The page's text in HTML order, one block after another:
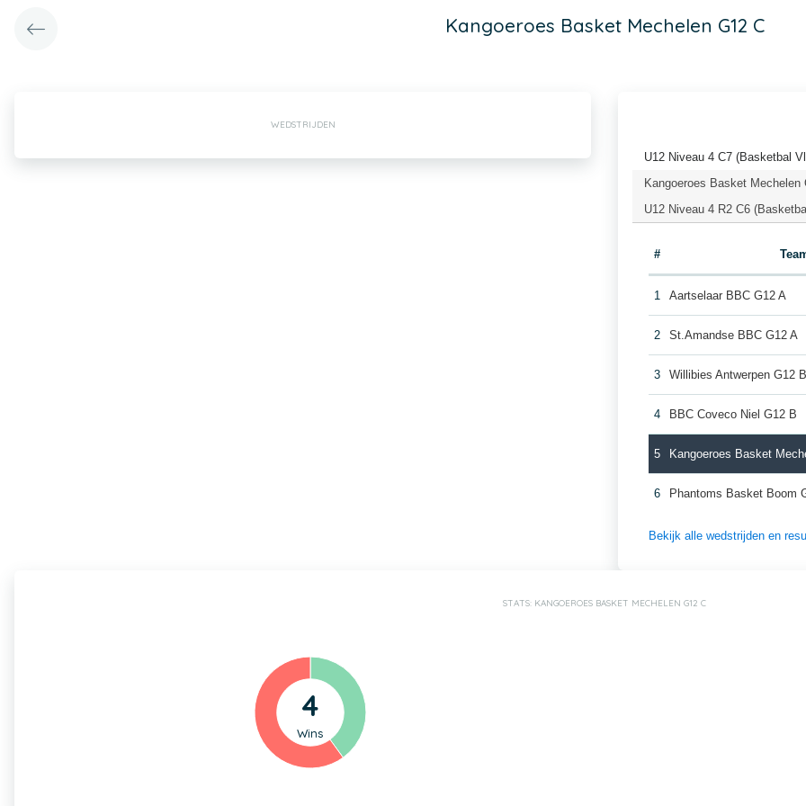
Kangoeroes Basket Mechelen G12 C
WEDSTRIJDEN
U12 Niveau 4 C7 (Basketbal
Kangoeroes Basket
U12 Niveau 4 R2 C6
#
1 Aartselaar BBC G12 A
2 St.Amandse BBC G12 A
3 Willibies Antwerpen G12
4 BBC Coveco Niel G12 B
5 Kangoeroes Basket
6 Phantoms Basket Boom
Bekijk alle wedstrijden en
STATS: KANGOEROES BASKET MECHELEN G12 C
4
Wins